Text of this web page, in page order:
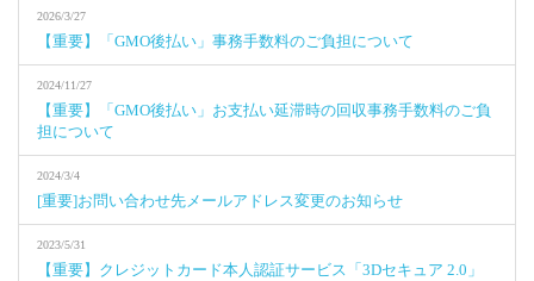
2026/3/27
【重要】「GMO後払い」事務手数料のご負担について
2024/11/27
【重要】「GMO後払い」お支払い延滞時の回収事務手数料のご負
担について
2024/3/4
[重要]お問い合わせ先メールアドレス変更のお知らせ
2023/5/31
【重要】クレジットカード本人認証サービス「3Dセキュア 2.0」